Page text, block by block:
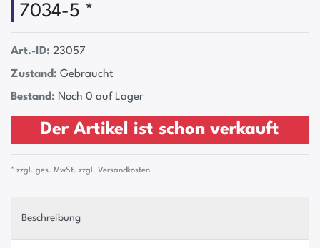
7034-5 *
Art.-ID: 23057
Zustand: Gebraucht
Bestand: Noch 0 auf Lager
Der Artikel ist schon verkauft
* zzgl. ges. MwSt. zzgl. Versandkosten
Beschreibung